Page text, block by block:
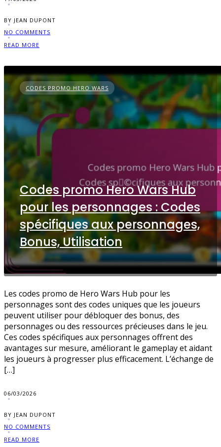
BY JEAN DUPONT
NO COMMENTS
READ MORE
CODES PROMO HERO WARS
Codes promo Hero Wars Hub
pour les personnages : Codes
spécifiques aux personnages,
Bonus, Utilisation
Les codes promo de Hero Wars Hub pour les
personnages sont des codes uniques que les joueurs
peuvent utiliser pour débloquer des bonus, des
personnages ou des ressources précieuses dans le jeu.
Ces codes spécifiques aux personnages offrent des
avantages sur mesure, améliorant le gameplay et aidant
les joueurs à progresser plus efficacement. L’échange de
[…]
06/03/2026
BY JEAN DUPONT
NO COMMENTS
READ MORE